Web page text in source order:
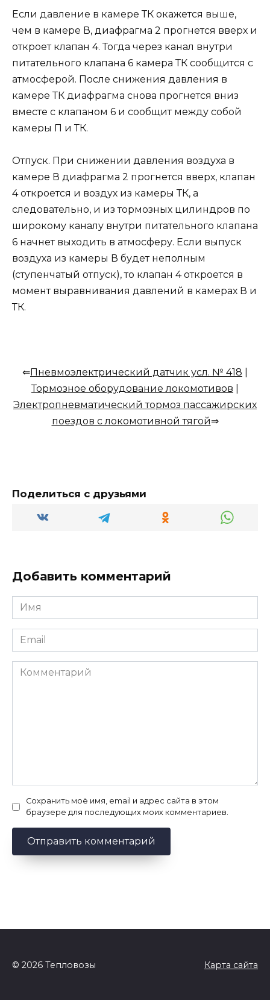
Если давление в камере ТК окажется выше,
чем в камере В, диафрагма 2 прогнется вверх и
откроет клапан 4. Тогда через канал внутри
питательного клапана 6 камера ТК сообщится с
атмосферой. После снижения давления в
камере ТК диафрагма снова прогнется вниз
вместе с клапаном 6 и сообщит между собой
камеры П и ТК.
Отпуск. При снижении давления воздуха в
камере В диафрагма 2 прогнется вверх, клапан
4 откроется и воздух из камеры ТК, а
следовательно, и из тормозных цилиндров по
широкому каналу внутри питательного клапана
6 начнет выходить в атмосферу. Если выпуск
воздуха из камеры В будет неполным
(ступенчатый отпуск), то клапан 4 откроется в
момент выравнивания давлений в камерах В и
ТК.
⇐Пневмоэлектрический датчик уcл. № 418
Тормозное оборудование локомотивов
Электропневматический тормоз пассажирских
поездов с локомотивной тягой⇒
Поделиться с друзьями
Добавить комментарий
Имя
*
Email
*
Комментарий
Сохранить моё имя, email и адрес сайта в этом
браузере для последующих моих комментариев.
© 2026 Тепловозы Карта сайта